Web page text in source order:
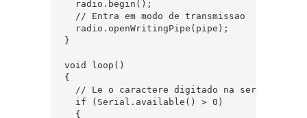
  radio.begin();
  // Entra em modo de transmissao
  radio.openWritingPipe(pipe);
}
void loop()
{
  // Le o caractere digitado na serial
  if (Serial.available() > 0)
  {